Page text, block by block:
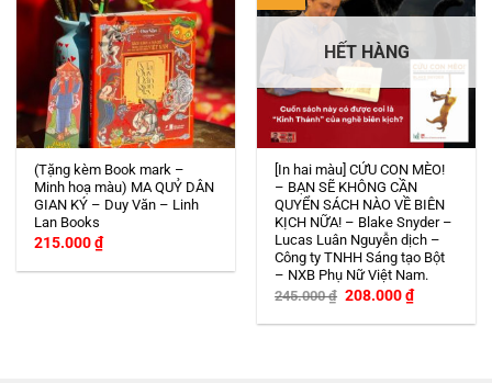
(Tặng kèm Book mark –
Minh hoạ màu) MA QUỶ DÂN
GIAN KÝ – Duy Văn – Linh
Lan Books
215.000₫
HẾT HÀNG
[In hai màu] CỨU CON MÈO!
– BẠN SẼ KHÔNG CẦN
QUYỂN SÁCH NÀO VỀ BIÊN
KỊCH NỮA! – Blake Snyder –
Lucas Luân Nguyễn dịch –
Công ty TNHH Sáng tạo Bột
– NXB Phụ Nữ Việt Nam.
245.000₫ Giá
là:
208.000₫Giá
hiện
tại